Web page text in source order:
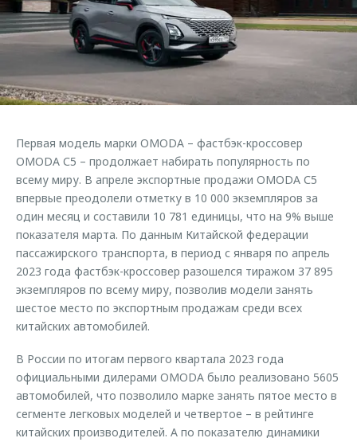
Страхование
Кредитный калькулятор
Аксессуары
Одежда и сувениры
Запчасти
Трейд-ин
Калькулятор трейд-ин
Клиентская поддержка
O&J Автоклуб
Клуб владельцев OMODA
Приложение O&J
Одежда и сувениры
Оригинальные аксессуары
Запчасти
Обратная связь
Первая модель марки OMODA – фастбэк-кроссовер
OMODA С5 – продолжает набирать популярность по
всему миру. В апреле экспортные продажи OMODA С5
впервые преодолели отметку в 10 000 экземпляров за
один месяц и составили 10 781 единицы, что на 9% выше
показателя марта. По данным Китайской федерации
пассажирского транспорта, в период с января по апрель
2023 года фастбэк-кроссовер разошелся тиражом 37 895
экземпляров по всему миру, позволив модели занять
шестое место по экспортным продажам среди всех
китайских автомобилей.
В России по итогам первого квартала 2023 года
официальными дилерами OMODA было реализовано 5605
автомобилей, что позволило марке занять пятое место в
сегменте легковых моделей и четвертое – в рейтинге
китайских производителей. А по показателю динамики